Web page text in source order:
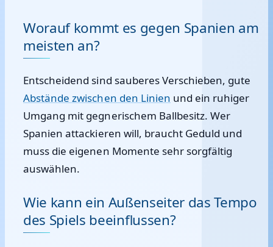
Worauf kommt es gegen Spanien am
meisten an?
Entscheidend sind sauberes Verschieben, gute
Abstände zwischen den Linien und ein ruhiger
Umgang mit gegnerischem Ballbesitz. Wer
Spanien attackieren will, braucht Geduld und
muss die eigenen Momente sehr sorgfältig
auswählen.
Wie kann ein Außenseiter das Tempo
des Spiels beeinflussen?